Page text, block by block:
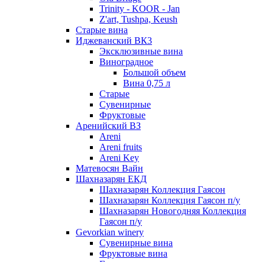
Trinity - KOOR - Jan
Z'art, Tushpa, Keush
Старые вина
Иджеванский ВК3
Эксклюзивные вина
Виноградное
Большой объем
Вина 0,75 л
Старые
Сувенирные
Фруктовые
Аренийский ВЗ
Areni
Areni fruits
Areni Key
Матевосян Вайн
Шахназарян ЕКД
Шахназарян Коллекция Гаясон
Шахназарян Коллекция Гаясон п/у
Шахназарян Новогодняя Коллекция
Гаясон п/у
Gevorkian winery
Сувенирные вина
Фруктовые вина